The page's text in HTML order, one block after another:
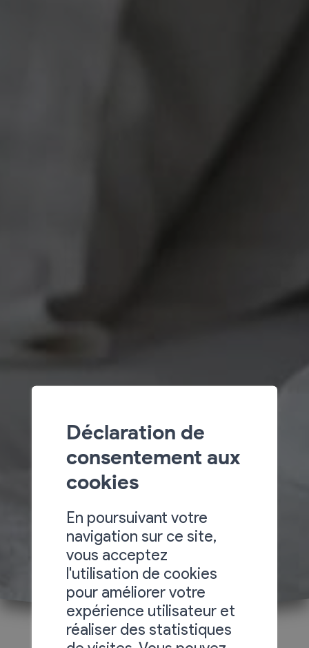
Déclaration de
consentement aux
cookies
En poursuivant votre
navigation sur ce site,
vous acceptez
l'utilisation de cookies
pour améliorer votre
expérience utilisateur et
réaliser des statistiques